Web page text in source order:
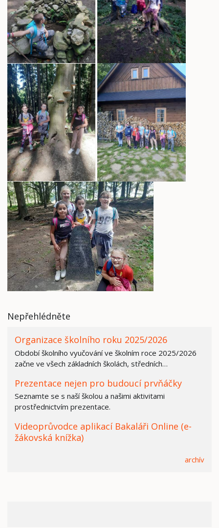
Nepřehlédněte
Organizace školního roku 2025/2026
Období školního vyučování ve školním roce 2025/2026
začne ve všech základních školách, středních…
Prezentace nejen pro budoucí prvňáčky
Seznamte se s naší školou a našimi aktivitami
prostřednictvím prezentace.
Videoprůvodce aplikací Bakaláři Online (e-
žákovská knížka)
archív